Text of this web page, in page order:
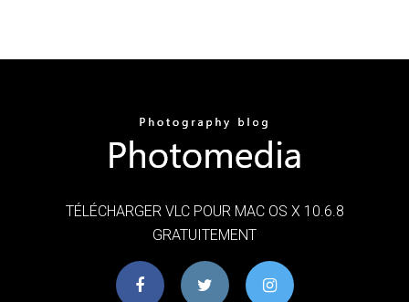
TÉLÉCHARGER VLC POUR MAC OS X 10.6.8
GRATUITEMENT